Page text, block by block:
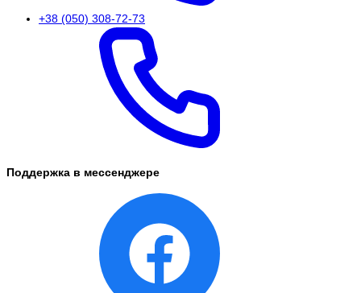
+38 (050) 308-72-73
Поддержка в мессенджере